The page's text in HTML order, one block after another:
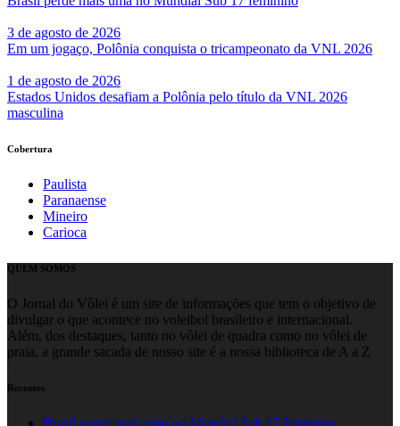
3 de agosto de 2026
Em um jogaço, Polônia conquista o tricampeonato da VNL 2026
1 de agosto de 2026
Estados Unidos desafiam a Polônia pelo título da VNL 2026
masculina
Cobertura
Paulista
Paranaense
Mineiro
Carioca
QUEM SOMOS
O Jornal do Vôlei é um site de informações que tem o objetivo de
divulgar o que acontece no voleibol brasileiro e internacional.
Além, dos destaques, tanto no vôlei de quadra como no vôlei de
praia, a grande sacada de nosso site é a nossa biblioteca de A a Z
Recentes